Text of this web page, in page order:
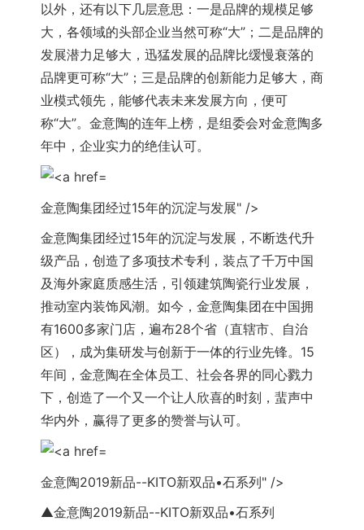
以外，还有以下几层意思：一是品牌的规模足够
大，各领域的头部企业当然可称“大”；二是品牌的
发展潜力足够大，迅猛发展的品牌比缓慢衰落的
品牌更可称“大”；三是品牌的创新能力足够大，商
业模式领先，能够代表未来发展方向，便可
称“大”。 金意陶的连年上榜，是组委会对金意陶多
年中，企业实力的绝佳认可。
金意陶集团经过15年的沉淀与发展" />
金意陶集团经过15年的沉淀与发展，不断迭代升
级产品，创造了多项技术专利，装点了千万中国
及海外家庭质感生活，引领建筑陶瓷行业发展，
推动室内装饰风潮。如今， 金意陶集团在中国拥
有1600多家门店，遍布28个省（直辖市、自治
区），成为集研发与创新于一体的行业先锋。15
年间， 金意陶在全体员工、社会各界的同心戮力
下，创造了一个又一个让人欣喜的时刻，蜚声中
华内外，赢得了更多的赞誉与认可。
金意陶2019新品--KITO新双品•石系列" />
▲金意陶2019新品--KITO新双品•石系列